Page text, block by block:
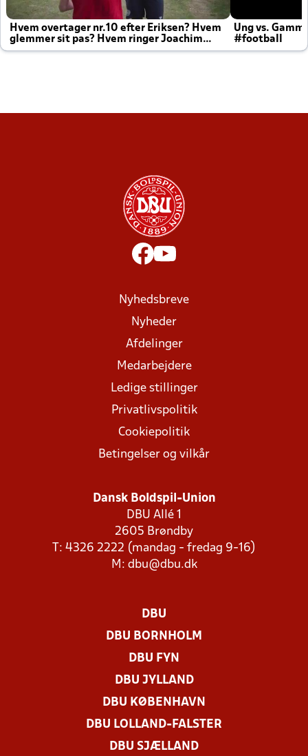
Hvem overtager nr.10 efter Eriksen? Hvem
glemmer sit pas? Hvem ringer Joachim
altid til efter kampe?
Ung vs.
#football
Nyhedsbreve
Nyheder
Afdelinger
Medarbejdere
Ledige stillinger
Privatlivspolitik
Cookiepolitik
Betingelser og vilkår
Dansk Boldspil-Union
DBU Allé 1
2605 Brøndby
T: 4326 2222 (mandag - fredag 9-16)
M: dbu@dbu.dk
DBU
DBU BORNHOLM
DBU FYN
DBU JYLLAND
DBU KØBENHAVN
DBU LOLLAND-FALSTER
DBU SJÆLLAND